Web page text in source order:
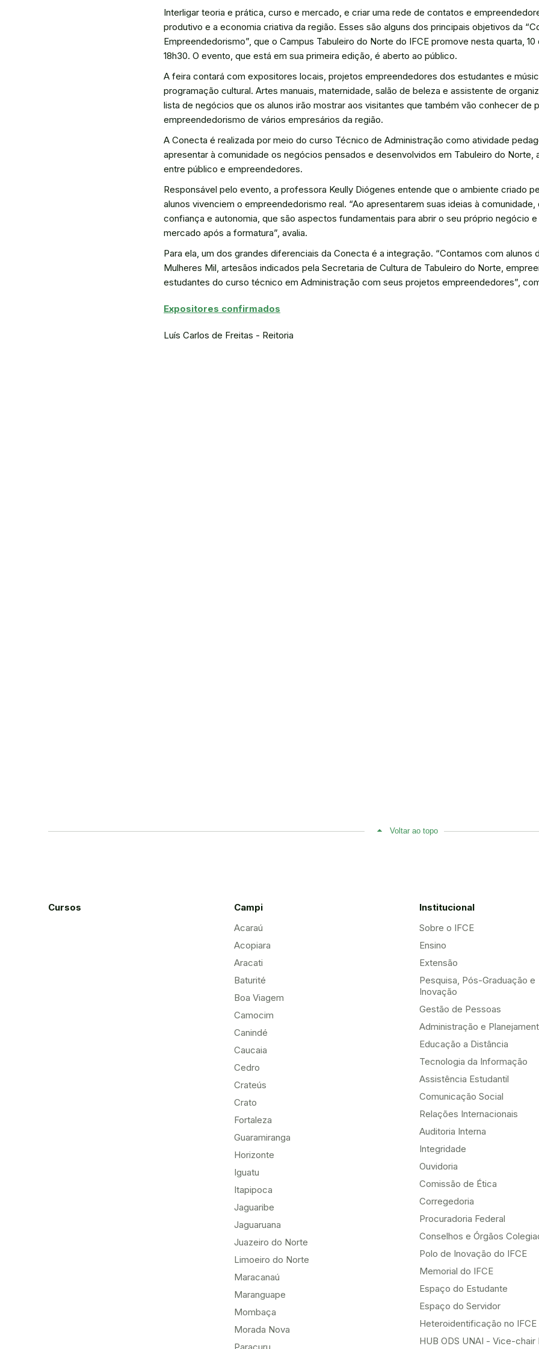
Interligar teoria e prática, curso e mercado, e criar uma rede de contatos e
produtivo e a economia criativa da região. Esses são alguns dos principais objetivos da
Empreendedorismo”, que o Campus Tabuleiro do Norte do IFCE promove nesta quarta, 10
18h30. O evento, que está em sua primeira edição, é aberto ao público.
A feira contará com expositores locais, projetos empreendedores dos estudantes e
programação cultural. Artes manuais, maternidade, salão de beleza e assistente de
lista de negócios que os alunos irão mostrar aos visitantes que também vão conhecer de
empreendedorismo de vários empresários da região.
A Conecta é realizada por meio do curso Técnico de Administração como atividade
apresentar à comunidade os negócios pensados e desenvolvidos em Tabuleiro do Norte,
entre público e empreendedores.
Responsável pelo evento, a professora Keully Diógenes entende que o ambiente criado
alunos vivenciem o empreendedorismo real. “Ao apresentarem suas ideias à
confiança e autonomia, que são aspectos fundamentais para abrir o seu próprio negócio
mercado após a formatura”, avalia.
Para ela, um dos grandes diferenciais da Conecta é a integração. “Contamos com alunos
Mulheres Mil, artesãos indicados pela Secretaria de Cultura de Tabuleiro do Norte,
estudantes do curso técnico em Administração com seus projetos empreendedores”,
Expositores confirmados
Luís Carlos de Freitas - Reitoria
Voltar ao topo
Cursos
Campi
Acaraú
Acopiara
Aracati
Baturité
Boa Viagem
Camocim
Canindé
Caucaia
Cedro
Crateús
Crato
Fortaleza
Guaramiranga
Horizonte
Iguatu
Itapipoca
Jaguaribe
Jaguaruana
Juazeiro do Norte
Limoeiro do Norte
Maracanaú
Maranguape
Mombaça
Morada Nova
Institucional
Sobre o IFCE
Ensino
Extensão
Pesquisa, Pós-Graduação e
Inovação
Gestão de Pessoas
Administração e
Educação a Distância
Tecnologia da Informação
Assistência Estudantil
Comunicação Social
Relações Internacionais
Auditoria Interna
Integridade
Ouvidoria
Comissão de Ética
Corregedoria
Procuradoria Federal
Conselhos e Órgãos
Polo de Inovação do IFCE
Memorial do IFCE
Espaço do Estudante
Espaço do Servidor
Heteroidentificação no IFCE
HUB ODS UNAI - Vice-chair